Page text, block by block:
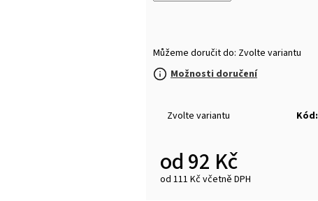
Můžeme doručit do: Zvolte variantu
Možnosti doručení
Zvolte variantu Kód:
od92 Kč
od 111 Kčvčetně DPH